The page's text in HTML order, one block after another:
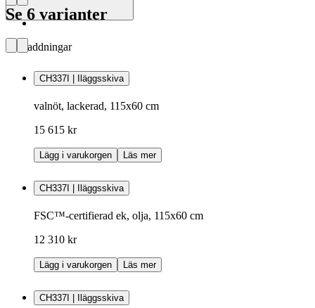
Nedladdningar
Se 6 varianter
CH337I | Iläggsskiva
valnöt, lackerad, 115x60 cm
15 615 kr
Lägg i varukorgen Läs mer
CH337I | Iläggsskiva
FSC™-certifierad ek, olja, 115x60 cm
12 310 kr
Lägg i varukorgen Läs mer
CH337I | Iläggsskiva